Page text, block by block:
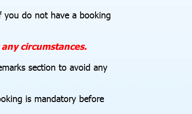
you do not have a booking
circumstances.
section to avoid any
is mandatory before